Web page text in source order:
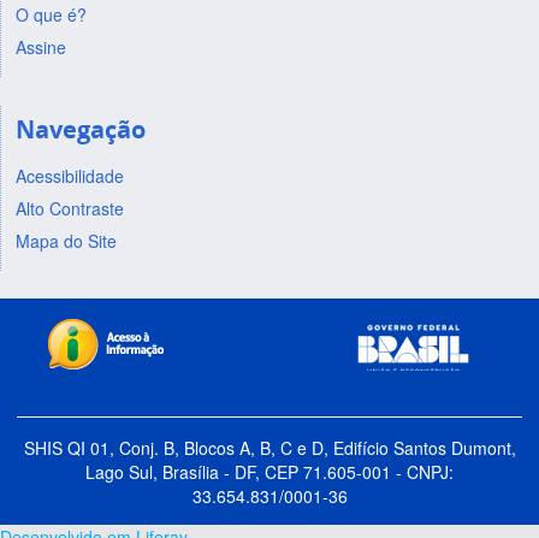
O que é?
Assine
Navegação
Acessibilidade
Alto Contraste
Mapa do Site
SHIS QI 01, Conj. B, Blocos A, B, C e D, Edifício Santos Dumont,
Lago Sul, Brasília - DF, CEP 71.605-001 - CNPJ:
33.654.831/0001-36